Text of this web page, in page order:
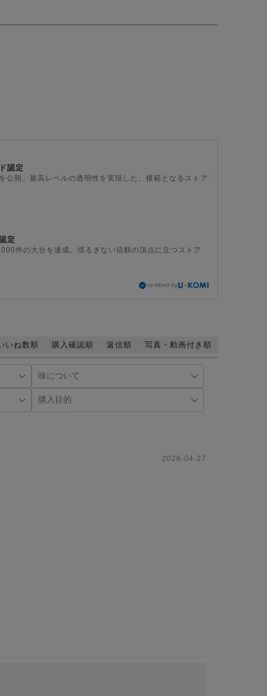
認定
公開。最高レベルの透明性を実現した、模範となるストア
定
件の大台を達成。揺るぎない信頼の頂点に立つストア
certified by
いね数順 購入確認順 返信順 写真・動画付き順
2026-04-27